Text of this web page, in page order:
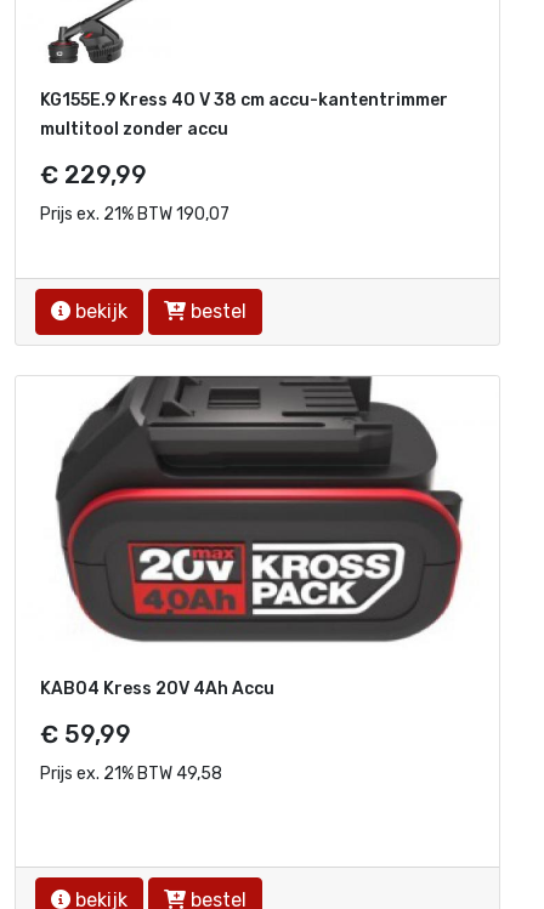
KG155E.9 Kress 40 V 38 cm accu-kantentrimmer
multitool zonder accu
€ 229,99
Prijs ex. 21% BTW 190,07
bekijk bestel
KAB04 Kress 20V 4Ah Accu
€ 59,99
Prijs ex. 21% BTW 49,58
bekijk bestel